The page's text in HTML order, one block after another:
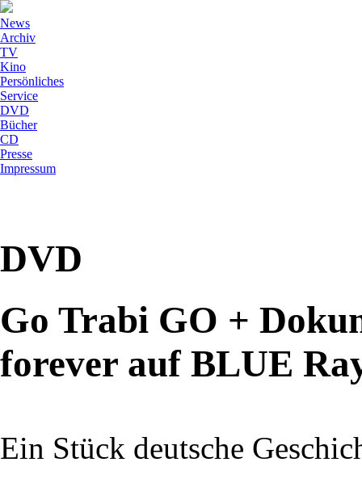
News
Archiv
TV
Kino
Persönliches
Service
DVD
Bücher
CD
Presse
Impressum
DVD
Go Trabi GO +
forever auf BLUE
Ein Stück deutsche